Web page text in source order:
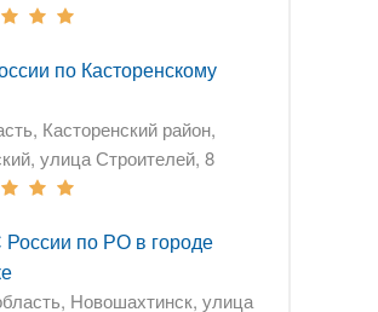
по Касторенскому
Касторенский район,
улица Строителей, 8
по РО в городе
Новошахтинск, улица